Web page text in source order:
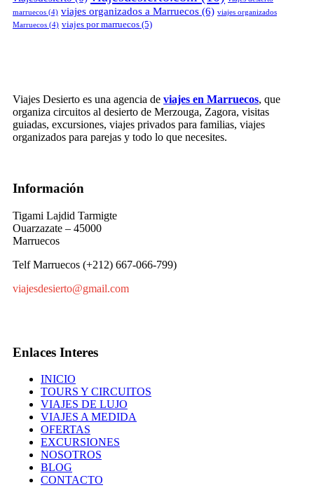
marruecos (4) viajes organizados a Marruecos (6) viajes organizados
Marruecos (4) viajes por marruecos (5)
Viajes Desierto es una agencia de viajes en Marruecos, que
organiza circuitos al desierto de Merzouga, Zagora, visitas
guiadas, excursiones, viajes privados para familias, viajes
organizados para parejas y todo lo que necesites.
Información
Tigami Lajdid Tarmigte
Ouarzazate – 45000
Marruecos
Telf Marruecos (+212) 667-066-799)
viajesdesierto@gmail.com
Enlaces Interes
INICIO
TOURS Y CIRCUITOS
VIAJES DE LUJO
VIAJES A MEDIDA
OFERTAS
EXCURSIONES
NOSOTROS
BLOG
CONTACTO